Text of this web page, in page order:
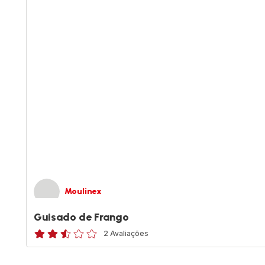
Moulinex
Guisado de Frango
ratings.2.5
2 Avaliações